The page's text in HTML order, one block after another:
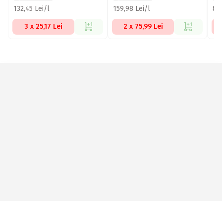
132,45 Lei/l
3 x 25,17 Lei
159,98 Lei/l
2 x 75,99 Lei